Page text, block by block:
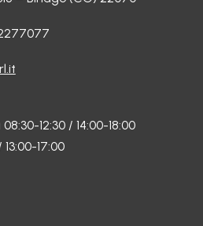
12:30 / 14:00-18:00
17:00